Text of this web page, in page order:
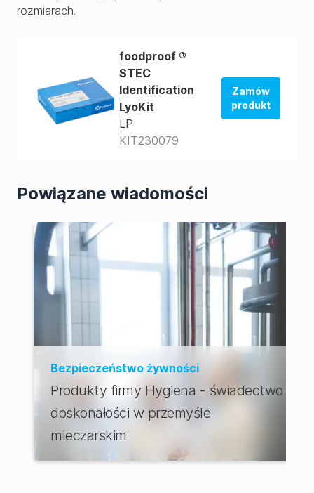
rozmiarach.
foodproof ®
STEC
Identification
LyoKit
LP
KIT230079
Zamów
produkt
Powiązane wiadomości
Bezpieczeństwo żywności
Produkty firmy Hygiena - świadectwo
doskonałości w przemyśle
mleczarskim